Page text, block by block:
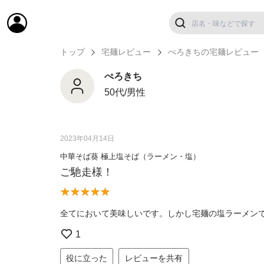
トップ 宅麺レビュー ぺろきちの宅麺レビュー
ぺろきち
50代/男性
2023年04月14日
中華そば葵 極上塩そば（ラーメン・塩）
ご馳走様！
全てにおいて美味しいです。しかし宅麺の塩ラーメン
1
役に立った レビューを共有